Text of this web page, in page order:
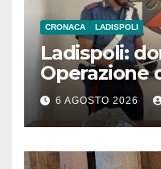
CRONACA LADISPOLI
Ladispoli:
Operazione
6 AGOSTO 2026